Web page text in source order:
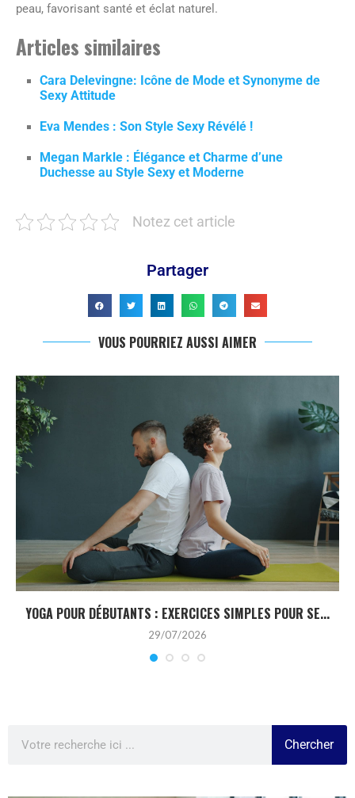
peau, favorisant santé et éclat naturel.
Articles similaires
Cara Delevingne: Icône de Mode et Synonyme de
Sexy Attitude
Eva Mendes : Son Style Sexy Révélé !
Megan Markle : Élégance et Charme d’une
Duchesse au Style Sexy et Moderne
Notez cet article
Partager
VOUS POURRIEZ AUSSI AIMER
YOGA POUR DÉBUTANTS : EXERCICES SIMPLES POUR SE...
29/07/2026
Chercher